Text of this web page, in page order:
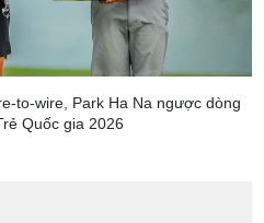
to-wire, Park Ha Na ngược dòng
Quốc gia 2026